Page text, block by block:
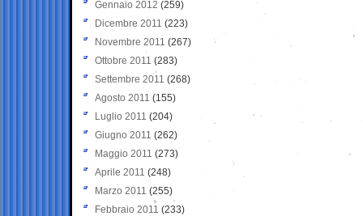
Gennaio 2012 (259)
Dicembre 2011 (223)
Novembre 2011 (267)
Ottobre 2011 (283)
Settembre 2011 (268)
Agosto 2011 (155)
Luglio 2011 (204)
Giugno 2011 (262)
Maggio 2011 (273)
Aprile 2011 (248)
Marzo 2011 (255)
Febbraio 2011 (233)